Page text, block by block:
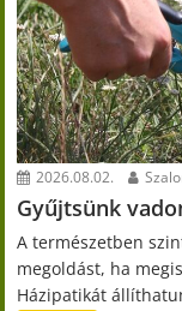
2026.08.02.
Gyűjtsünk
A természetben
megoldást, ha
Házipatikát